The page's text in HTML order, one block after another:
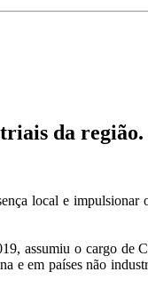
da região.
local e impulsionar
assumiu o cargo de
e em países não